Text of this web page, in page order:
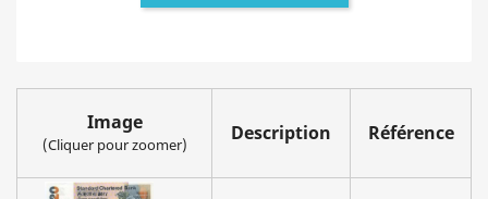
Image
(Cliquer pour zoomer) Description Référence